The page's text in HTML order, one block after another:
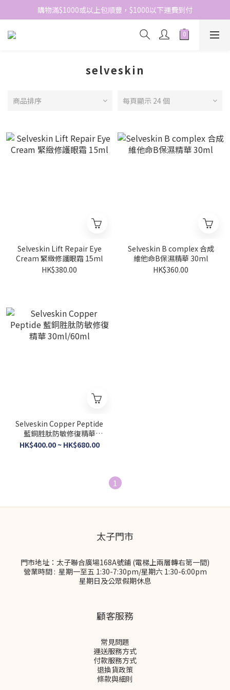
網站免費登記會員，會員優惠價於結帳時自動扣減
購物滿$1000或以上包順豐，$1000以下運費到付
網站免費登記會員，會員優惠價於結帳時自動扣減
selveskin
商品排序 每頁顯示 24 個
Selveskin Lift Repair Eye
Cream 緊緻修護眼霜 15ml
HK$380.00
Selveskin B complex 合成
維他命B保濕精華 30ml
HK$360.00
Selveskin Copper Peptide
藍銅胜肽防敏修復精華
30ml/60ml
HK$400.00 ~ HK$680.00
1
太子門市
門市地址：太子聯合廣場168A號鋪 (電梯上兩層轉右第一間)
營業時間 : 星期一至五 1:30-7:30pm/星期六 1:30-6:00pm
星期日及公眾假期休息
顧客服務
常見問題
運送服務方式
付款服務方式
退換貨政策
條款與細則